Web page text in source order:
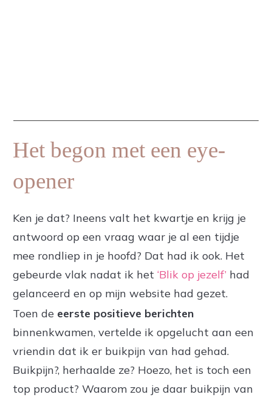
Het begon met een eye-
opener
Ken je dat? Ineens valt het kwartje en krijg je
antwoord op een vraag waar je al een tijdje
mee rondliep in je hoofd? Dat had ik ook. Het
gebeurde vlak nadat ik het ‘Blik op jezelf’ had
gelanceerd en op mijn website had gezet.
Toen de eerste positieve berichten
binnenkwamen, vertelde ik opgelucht aan een
vriendin dat ik er buikpijn van had gehad.
Buikpijn?, herhaalde ze? Hoezo, het is toch een
top product? Waarom zou je daar buikpijn van